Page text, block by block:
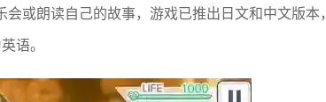
或朗读自己的故事，游戏已推出日文和中文版本，
语。